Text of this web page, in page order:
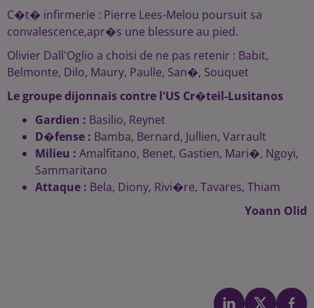
C�t� infirmerie : Pierre Lees-Melou poursuit sa
convalescence,apr�s une blessure au pied.
Olivier Dall'Oglio a choisi de ne pas retenir : Babit,
Belmonte, Dilo, Maury, Paulle, San�, Souquet
Le groupe dijonnais contre l'US Cr�teil-Lusitanos
Gardien : Basilio, Reynet
D�fense : Bamba, Bernard, Jullien, Varrault
Milieu : Amalfitano, Benet, Gastien, Mari�, Ngoyi,
Sammaritano
Attaque : Bela, Diony, Rivi�re, Tavares, Thiam
Yoann Olid